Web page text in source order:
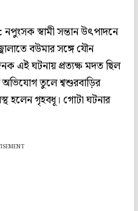
নপুংসক স্বামী সন্তান উৎপাদনে
বউমার সঙ্গে যৌন
এই ঘটনায় প্রত্যক্ষ মদত ছিল
তুলে শ্বশুরবাড়ির
হলেন গৃহবধূ। গোটা ঘটনার